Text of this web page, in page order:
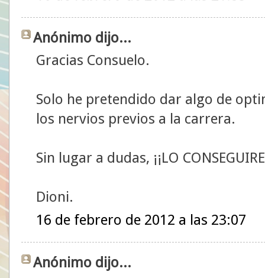
Anónimo dijo...
Gracias Consuelo.
Solo he pretendido dar algo de
los nervios previos a la carrera.
Sin lugar a dudas, ¡¡LO
Dioni.
16 de febrero de 2012 a las 23:07
Anónimo dijo...